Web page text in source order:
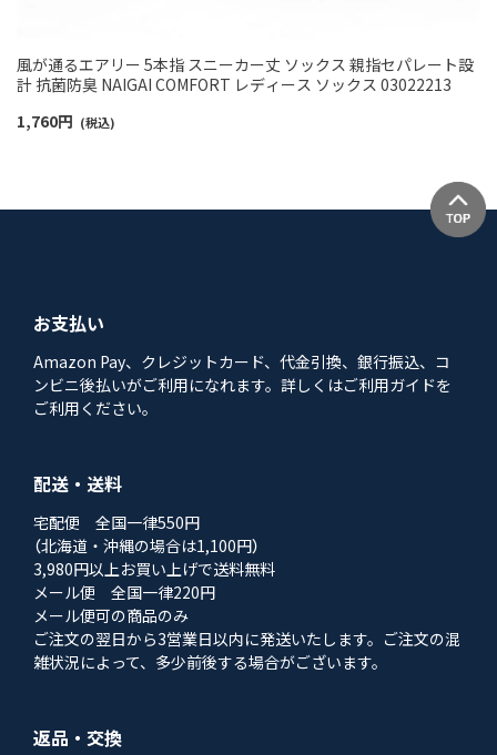
風が通るエアリー 5本指 スニーカー丈 ソックス 親指セパレート設
計 抗菌防臭 NAIGAI COMFORT レディース ソックス 03022213
1,760円 (税込)
お支払い
Amazon Pay、クレジットカード、代金引換、銀行振込、コ
ンビニ後払いがご利用になれます。詳しくはご利用ガイドを
ご利用ください。
配送・送料
宅配便 全国一律550円
（北海道・沖縄の場合は1,100円）
3,980円以上お買い上げで送料無料
メール便 全国一律220円
メール便可の商品のみ
ご注文の翌日から3営業日以内に発送いたします。ご注文の混
雑状況によって、多少前後する場合がございます。
返品・交換